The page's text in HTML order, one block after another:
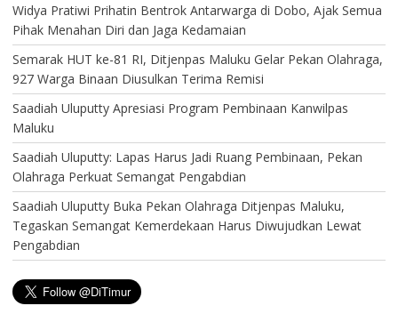
Widya Pratiwi Prihatin Bentrok Antarwarga di Dobo, Ajak Semua
Pihak Menahan Diri dan Jaga Kedamaian
Semarak HUT ke-81 RI, Ditjenpas Maluku Gelar Pekan Olahraga,
927 Warga Binaan Diusulkan Terima Remisi
Saadiah Uluputty Apresiasi Program Pembinaan Kanwilpas
Maluku
Saadiah Uluputty: Lapas Harus Jadi Ruang Pembinaan, Pekan
Olahraga Perkuat Semangat Pengabdian
Saadiah Uluputty Buka Pekan Olahraga Ditjenpas Maluku,
Tegaskan Semangat Kemerdekaan Harus Diwujudkan Lewat
Pengabdian